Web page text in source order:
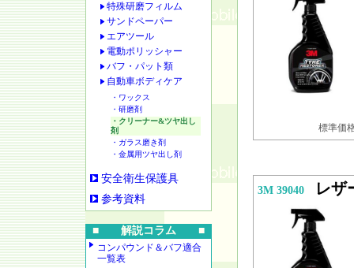
特殊研磨フィルム
サンドペーパー
エアツール
電動ポリッシャー
バフ・パット類
自動車ボディケア
・ワックス
・研磨剤
・クリーナー&ツヤ出し
剤
・ガラス磨き剤
・金属用ツヤ出し剤
安全衛生保護具
参考資料
■ 解説コラム ■
コンパウンド＆バフ適合
一覧表
標準価
3M 39040 レザ